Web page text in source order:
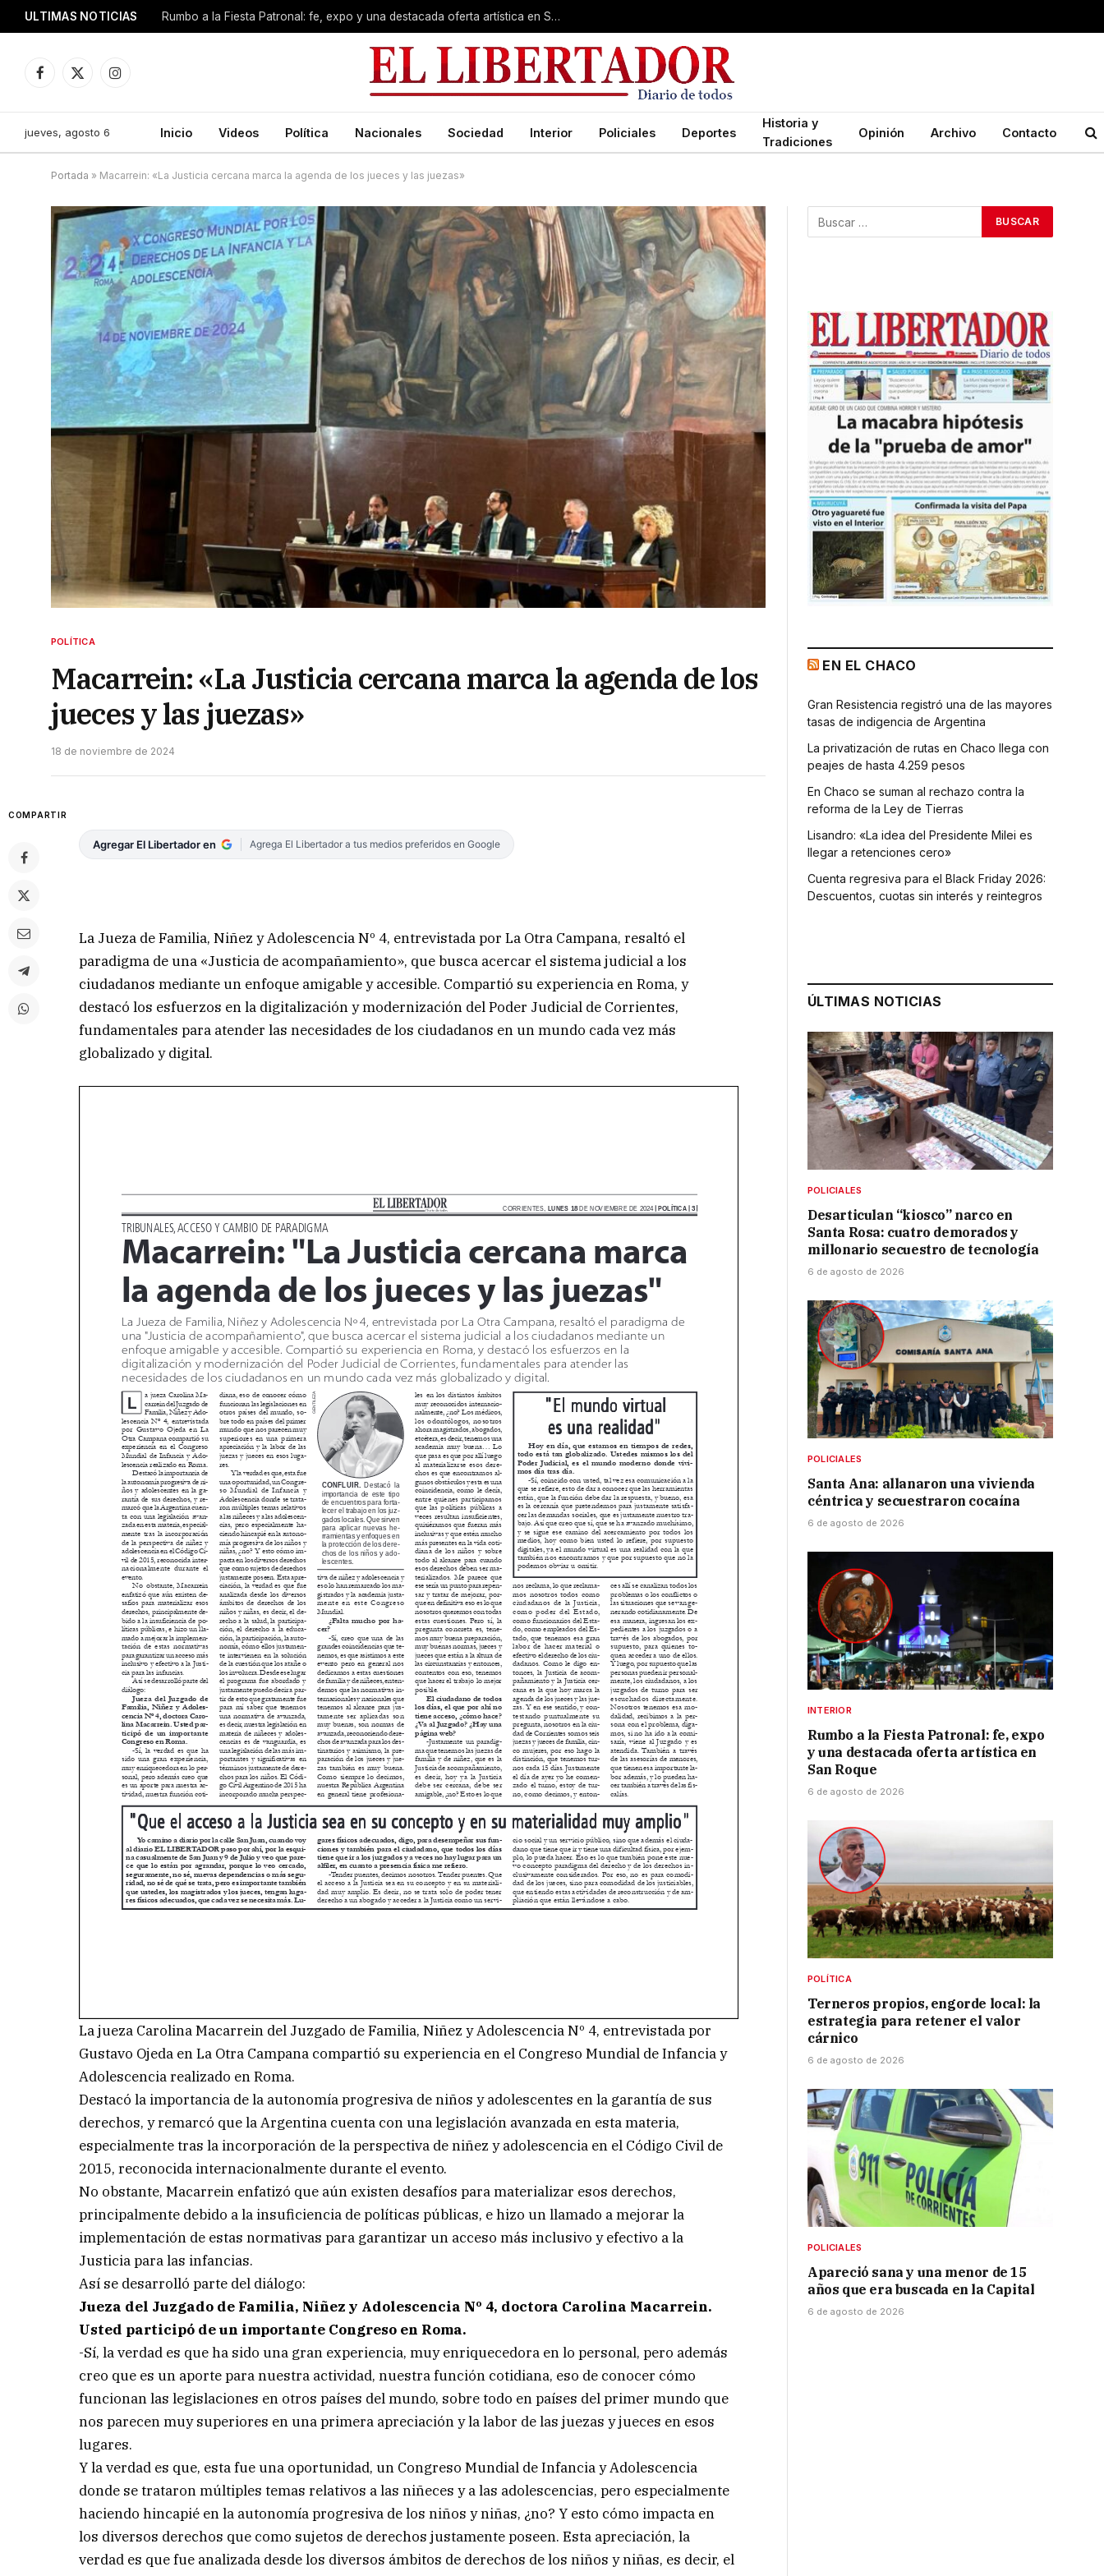
ULTIMAS NOTICIAS Rumbo a la Fiesta Patronal: fe, expo y una destacada oferta artística en San Roque
Facebook
X
Instagram
jueves, agosto 6 Inicio Videos Política Nacionales Sociedad Interior Policiales Deportes
Historia y
Tradiciones
Opinión Archivo Contacto
Portada » Macarrein: «La Justicia cercana marca la agenda de los jueces y las juezas»
POLÍTICA
Macarrein: «La Justicia cercana marca la agenda de los
jueces y las juezas»
18 de noviembre de 2024
COMPARTIR
Agregar El Libertador en Agrega El Libertador a tus medios preferidos en Google
La Jueza de Familia, Niñez y Adolescencia Nº 4, entrevistada por La Otra Campana, resaltó el
paradigma de una «Justicia de acompañamiento», que busca acercar el sistema judicial a los
ciudadanos mediante un enfoque amigable y accesible. Compartió su experiencia en Roma, y
destacó los esfuerzos en la digitalización y modernización del Poder Judicial de Corrientes,
fundamentales para atender las necesidades de los ciudadanos en un mundo cada vez más
globalizado y digital.
La jueza Carolina Macarrein del Juzgado de Familia, Niñez y Adolescencia Nº 4, entrevistada por
Gustavo Ojeda en La Otra Campana compartió su experiencia en el Congreso Mundial de Infancia y
Adolescencia realizado en Roma.
Destacó la importancia de la autonomía progresiva de niños y adolescentes en la garantía de sus
derechos, y remarcó que la Argentina cuenta con una legislación avanzada en esta materia,
especialmente tras la incorporación de la perspectiva de niñez y adolescencia en el Código Civil de
2015, reconocida internacionalmente durante el evento.
No obstante, Macarrein enfatizó que aún existen desafíos para materializar esos derechos,
principalmente debido a la insuficiencia de políticas públicas, e hizo un llamado a mejorar la
implementación de estas normativas para garantizar un acceso más inclusivo y efectivo a la
Justicia para las infancias.
Así se desarrolló parte del diálogo:
Jueza del Juzgado de Familia, Niñez y Adolescencia Nº 4, doctora Carolina Macarrein.
Usted participó de un importante Congreso en Roma.
-Sí, la verdad es que ha sido una gran experiencia, muy enriquecedora en lo personal, pero además
creo que es un aporte para nuestra actividad, nuestra función cotidiana, eso de conocer cómo
funcionan las legislaciones en otros países del mundo, sobre todo en países del primer mundo que
nos parecen muy superiores en una primera apreciación y la labor de las juezas y jueces en esos
lugares.
Y la verdad es que, esta fue una oportunidad, un Congreso Mundial de Infancia y Adolescencia
donde se trataron múltiples temas relativos a las niñeces y a las adolescencias, pero especialmente
haciendo hincapié en la autonomía progresiva de los niños y niñas, ¿no? Y esto cómo impacta en
los diversos derechos que como sujetos de derechos justamente poseen. Esta apreciación, la
verdad es que fue analizada desde los diversos ámbitos de derechos de los niños y niñas, es decir, el
EN EL CHACO
Gran Resistencia registró una de las mayores
tasas de indigencia de Argentina
La privatización de rutas en Chaco llega con
peajes de hasta 4.259 pesos
En Chaco se suman al rechazo contra la
reforma de la Ley de Tierras
Lisandro: «La idea del Presidente Milei es
llegar a retenciones cero»
Cuenta regresiva para el Black Friday 2026:
Descuentos, cuotas sin interés y reintegros
ÚLTIMAS NOTICIAS
POLICIALES
Desarticulan “kiosco” narco en
Santa Rosa: cuatro demorados y
millonario secuestro de tecnología
6 de agosto de 2026
POLICIALES
Santa Ana: allanaron una vivienda
céntrica y secuestraron cocaína
6 de agosto de 2026
INTERIOR
Rumbo a la Fiesta Patronal: fe, expo
y una destacada oferta artística en
San Roque
6 de agosto de 2026
POLÍTICA
Terneros propios, engorde local: la
estrategia para retener el valor
cárnico
6 de agosto de 2026
POLICIALES
Apareció sana y una menor de 15
años que era buscada en la Capital
6 de agosto de 2026